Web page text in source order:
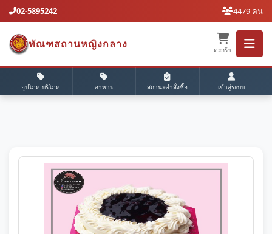
02-5895242 4479 คน
ทัณฑสถานหญิงกลาง
ตะกร้า
อุปโภค-บริโภค อาหาร สถานะคำสั่งซื้อ เข้าสู่ระบบ